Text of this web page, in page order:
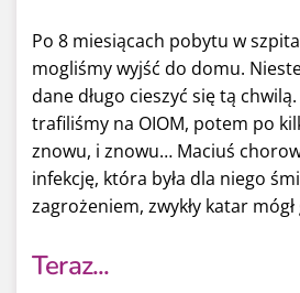
Po 8 miesiącach pobytu w
mogliśmy wyjść do domu.
dane długo cieszyć się tą
trafiliśmy na OIOM, potem po
znowu, i znowu… Maciuś
infekcję, która była dla niego
zagrożeniem, zwykły katar
Teraz...